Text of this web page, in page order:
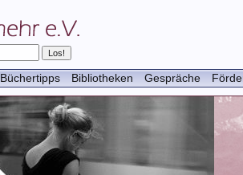
Büchertipps Bibliotheken Gespräche